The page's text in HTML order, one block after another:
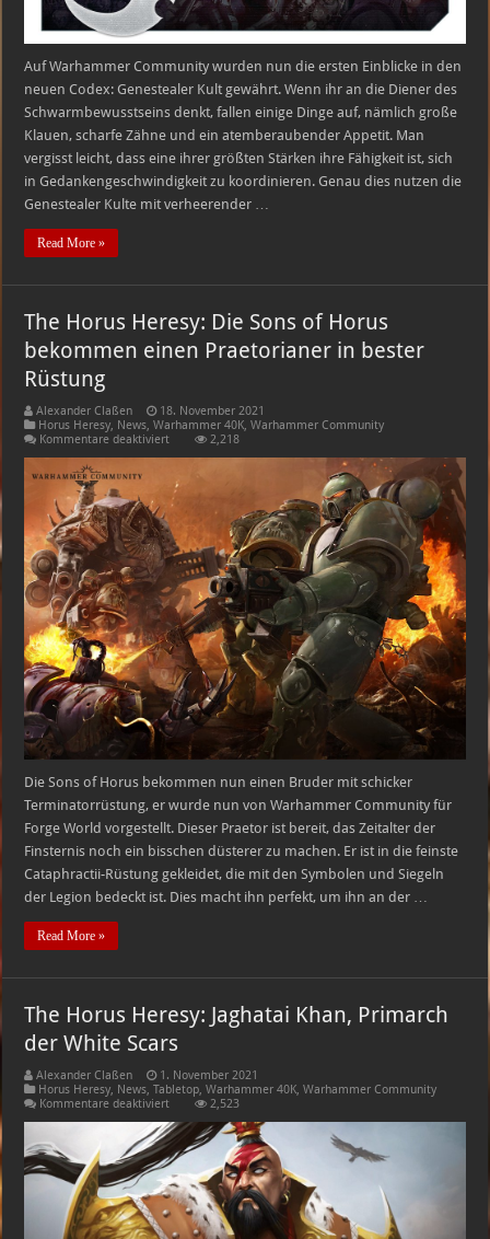
Auf Warhammer Community wurden nun die ersten Einblicke in den
neuen Codex: Genestealer Kult gewährt. Wenn ihr an die Diener des
Schwarmbewusstseins denkt, fallen einige Dinge auf, nämlich große
Klauen, scharfe Zähne und ein atemberaubender Appetit. Man
vergisst leicht, dass eine ihrer größten Stärken ihre Fähigkeit ist, sich
in Gedankengeschwindigkeit zu koordinieren. Genau dies nutzen die
Genestealer Kulte mit verheerender …
Read More »
The Horus Heresy: Die Sons of Horus
bekommen einen Praetorianer in bester
Rüstung
Alexander Claßen
18. November 2021
Horus Heresy, News,Warhammer 40K,Warhammer Community
Kommentare deaktiviertfür
Heresy:
Die
Sons
of
Horus
bekommen
einen
Praetorianer
in
bester
Rüstung
2,218
Die Sons of Horus bekommen nun einen Bruder mit schicker
Terminatorrüstung, er wurde nun von Warhammer Community für
Forge World vorgestellt. Dieser Praetor ist bereit, das Zeitalter der
Finsternis noch ein bisschen düsterer zu machen. Er ist in die feinste
Cataphractii-Rüstung gekleidet, die mit den Symbolen und Siegeln
der Legion bedeckt ist. Dies macht ihn perfekt, um ihn an der …
Read More »
The Horus Heresy: Jaghatai Khan, Primarch
der White Scars
Alexander Claßen
1. November 2021
Horus Heresy News ,Tabletop ,Warhammer 40K ,Warhammer Community
Kommentare deaktiviertfür
Horus
Heresy:
Jaghatai
Khan,
Primarch
der
White
Scars
2,523